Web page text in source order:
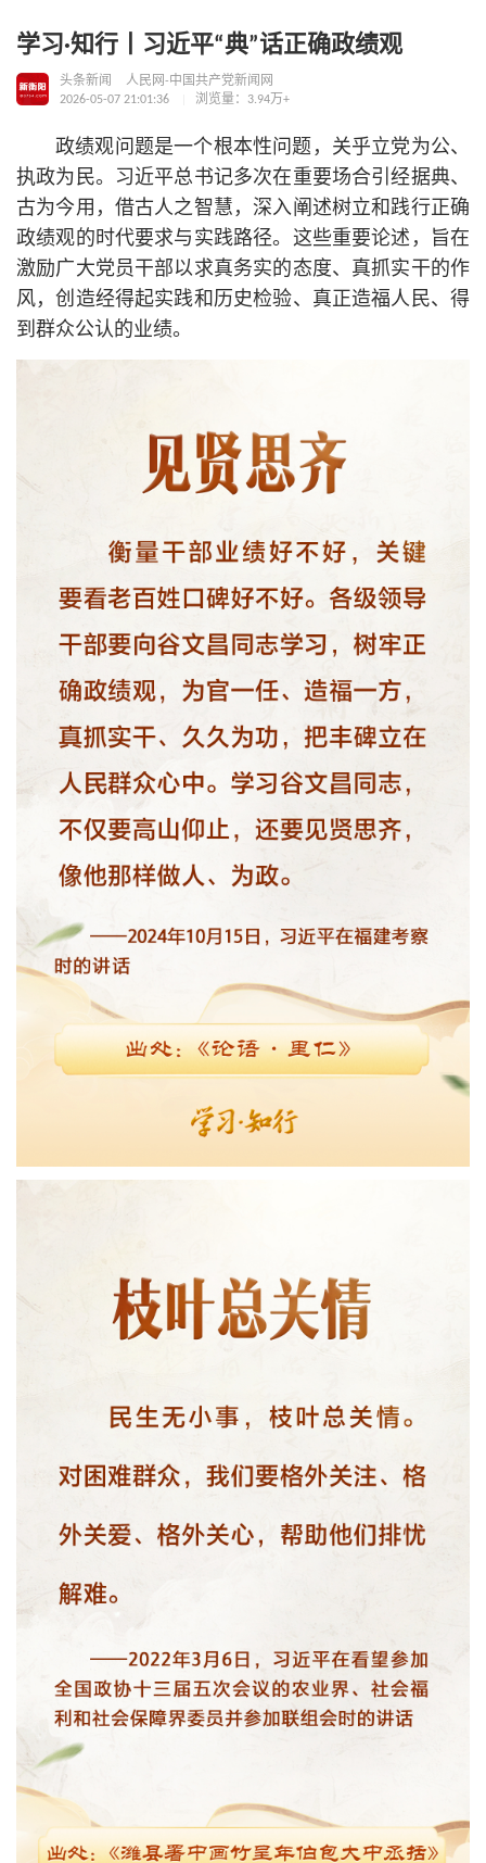
学习·知行丨习近平“典”话正确政绩观
头条新闻
人民网-中国共产党新闻网
2026-05-07 21:01:36
浏览量：3.94万+
政绩观问题是一个根本性问题，关乎立党为公、
执政为民。习近平总书记多次在重要场合引经据典、
古为今用，借古人之智慧，深入阐述树立和践行正确
政绩观的时代要求与实践路径。这些重要论述，旨在
激励广大党员干部以求真务实的态度、真抓实干的作
风，创造经得起实践和历史检验、真正造福人民、得
到群众公认的业绩。